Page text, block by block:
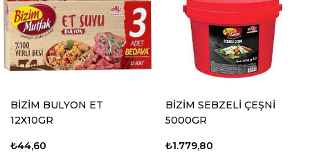
BİZİM BULYON ET
12X10GR
₺44,60
BİZİM SEBZELİ ÇEŞNİ
5000GR
₺1.779,80